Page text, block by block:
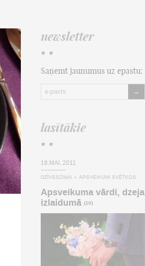
newsletter
• •
Saņemt jaunumus uz epastu:
→
lasītākie
• •
18.MAI, 2011
DZĪVESZIŅAI » APSVEIKUMI SVĒTKOS
Apsveikuma vārdi, dzeja
izlaidumā (10)